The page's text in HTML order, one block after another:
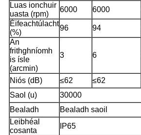
Luas ionchuir
uasta (rpm)
6000 6000
Éifeachtúlacht
(%)
96 94
An
frithghníomh
is ísle
(arcmin)
3 6
Niós (dB) ≤62 ≤62
Saol (u)
30000
Bealadh
Bealadh saoil
Leibhéal
cosanta
IP65